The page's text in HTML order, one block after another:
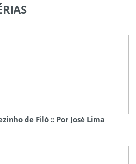
de Filó :: Por José Lima